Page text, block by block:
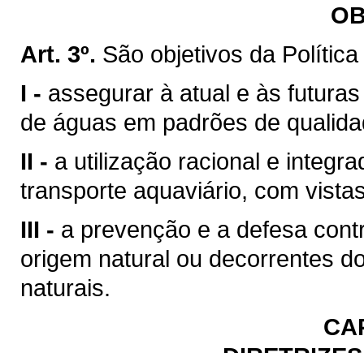
Art. 3º. São objetivos da
I - assegurar à atual e às
de águas em padrões de
II - a utilização racional e
transporte aquaviário, com
III - a prevenção e a defesa
origem natural ou decorrentes
naturais.